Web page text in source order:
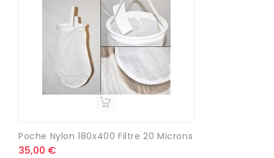
Poche Nylon 180x400 Filtre 20 Microns
35,00 €